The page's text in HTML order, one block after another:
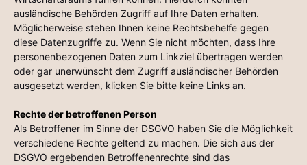
ausländische Behörden Zugriff auf Ihre Daten erhalten.
Möglicherweise stehen Ihnen keine Rechtsbehelfe gegen
diese Datenzugriffe zu. Wenn Sie nicht möchten, dass Ihre
personenbezogenen Daten zum Linkziel übertragen werden
oder gar unerwünscht dem Zugriff ausländischer Behörden
ausgesetzt werden, klicken Sie bitte keine Links an.
Rechte der betroffenen Person
Als Betroffener im Sinne der DSGVO haben Sie die Möglichkeit
verschiedene Rechte geltend zu machen. Die sich aus der
DSGVO ergebenden Betroffenenrechte sind das